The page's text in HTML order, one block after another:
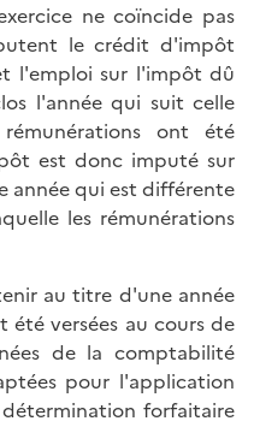
ne coïncide pas
le crédit d'impôt
l'emploi sur l'impôt dû
l'année qui suit celle
ont été
est donc imputé sur
qui est différente
les rémunérations
au titre d'une année
versées au cours de
de la comptabilité
pour l'application
forfaitaire